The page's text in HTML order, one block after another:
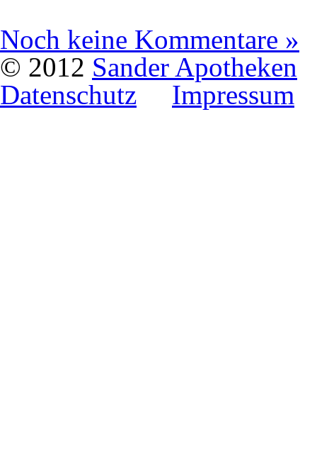
Noch keine Kommentare »
© 2012 Sander Apotheken
Datenschutz
Impressum